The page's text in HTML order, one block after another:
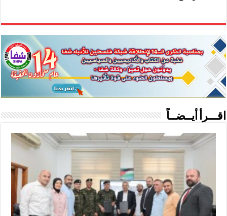
اقـــرأ أيــضــاً